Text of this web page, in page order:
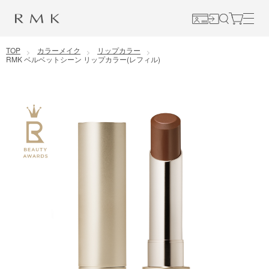
コンテンツに移動
TOP カラーメイク
リップカラー
RMK ベルベットシーン リップカラー(レフィル)